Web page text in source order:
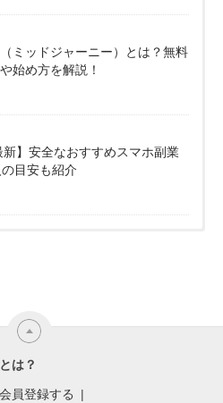
ミッドジャーニー）とは？無料
始め方を解説！
新】安全なおすすめスマホ副業
目安も紹介
は？
員登録する